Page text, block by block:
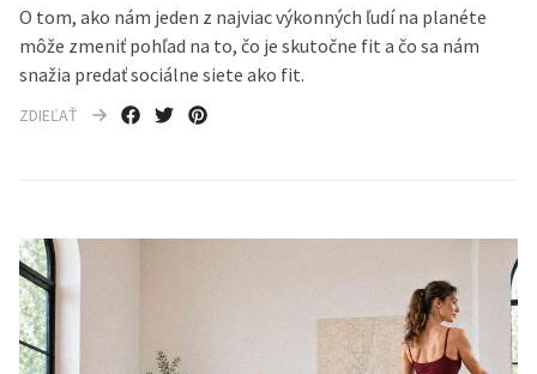
O tom, ako nám jeden z najviac výkonných ľudí na planéte
môže zmeniť pohľad na to, čo je skutočne fit a čo sa nám
snažia predať sociálne siete ako fit.
ZDIEĽAŤ